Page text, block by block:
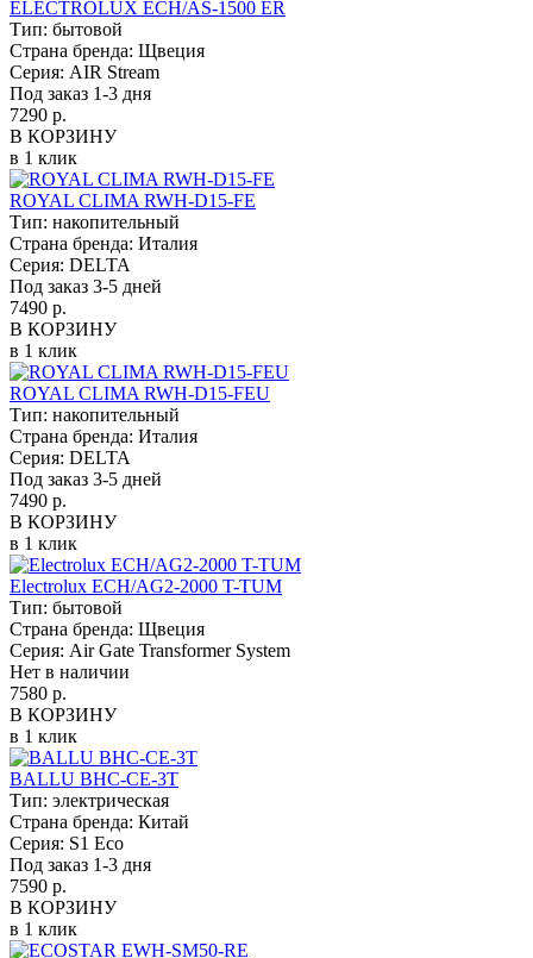
ELECTROLUX ECH/AS-1500 ER
Тип: бытовой
Страна бренда: Щвеция
Серия: AIR Stream
Под заказ 1-3 дня
7290 р.
В КОРЗИНУ
в 1 клик
ROYAL CLIMA RWH-D15-FE
Тип: накопительный
Страна бренда: Италия
Серия: DELTA
Под заказ 3-5 дней
7490 р.
В КОРЗИНУ
в 1 клик
ROYAL CLIMA RWH-D15-FEU
Тип: накопительный
Страна бренда: Италия
Серия: DELTA
Под заказ 3-5 дней
7490 р.
В КОРЗИНУ
в 1 клик
Electrolux ECH/AG2-2000 T-TUM
Тип: бытовой
Страна бренда: Щвеция
Серия: Air Gate Transformer System
Нет в наличии
7580 р.
В КОРЗИНУ
в 1 клик
BALLU BHC-CE-3T
Тип: электрическая
Страна бренда: Китай
Серия: S1 Eco
Под заказ 1-3 дня
7590 р.
В КОРЗИНУ
в 1 клик